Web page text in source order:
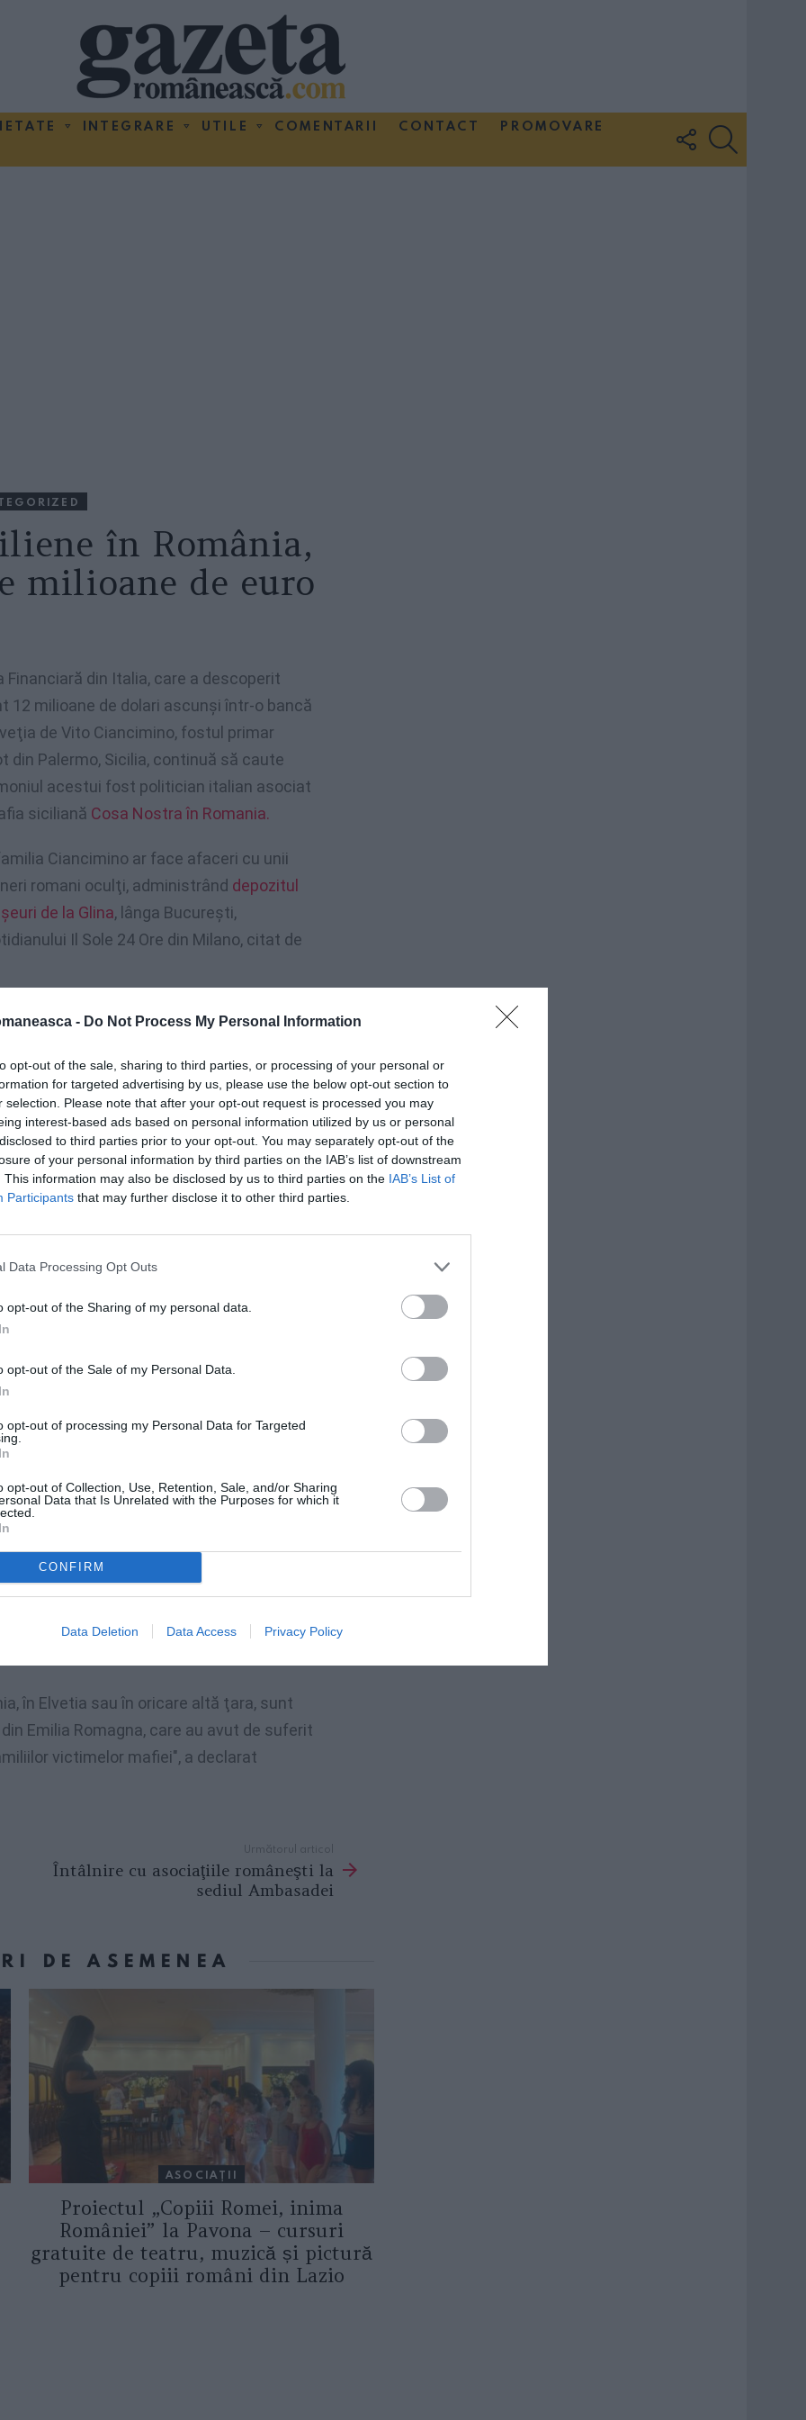
- Do Not Process My Personal Information
opt-out of the sale, sharing to third parties, or processing of your personal or
for targeted advertising by us, please use the below opt-out section to
selection. Please note that after your opt-out request is processed you may
interest-based ads based on personal information utilized by us or personal
to third parties prior to your opt-out. You may separately opt-out of the
of your personal information by third parties on the IAB’s list of downstream
This information may also be disclosed by us to third parties on the IAB’s List of
Participants that may further disclose it to other third parties.
Data Processing Opt Outs
opt-out of the Sharing of my personal data.
opt-out of the Sale of my Personal Data.
opt-out of processing my Personal Data for Targeted
opt-out of Collection, Use, Retention, Sale, and/or Sharing
Data that Is Unrelated with the Purposes for which it
CONFIRM
Data Deletion Data Access Privacy Policy
INTEGRARE UTILE COMENTARII CONTACT
PROMOVARE
FOLLOW
US
în România,
milioane de euro
Financiară din Italia, care a descoperit
12 milioane de dolari ascunşi într-o bancă
de Vito Ciancimino, fostul primar
din Palermo, Sicilia, continuă să caute
acestui fost politician italian asociat
siciliană Cosa Nostra în Romania.
Ciancimino ar face afaceri cu unii
romani oculţi, administrând depozitul
de la Glina, lânga Bucureşti,
Il Sole 24 Ore din Milano, citat de
multe luni, să reconstruiască
acum zece ani. Este vorba de un
în străinătate, un patrimoniu care ar
în anii '80 cu mafia din Sicilia,
Massimo Ciancimino. Acesta a fost
închisoare de Procuratura din Palermo
Financiară, magistraţii de la Palermo
de bani şi unele presupuse afaceri pe
avea in Romania, cu ajutorul unor
asupra depozitului de deşeuri de la
Ciancimino ar avea afaceri cu
de euro.
în Elvetia sau în oricare altă ţara, sunt
Emilia Romagna, care au avut de suferit
victimelor mafiei", a declarat
Următorul articol
Întâlnire cu asociaţiile româneşti la
sediul Ambasadei
DE ASEMENEA
ASOCIAŢII
Proiectul „Copiii Romei, inima
României” la Pavona – cursuri
gratuite de teatru, muzică și pictură
pentru copiii români din Lazio